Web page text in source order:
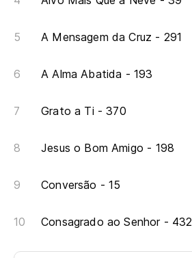
A Mensagem da Cruz - 291
A Alma Abatida - 193
Grato a Ti - 370
Jesus o Bom Amigo - 198
Conversão - 15
Consagrado ao Senhor - 432